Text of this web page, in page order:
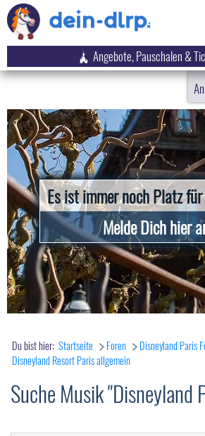
Angebote, Pauschalen &
Es ist immer noch Platz
Melde Dich hier
Du bist hier: Startseite Foren
Disneyland Paris
Disneyland Resort Paris allgemein
Suche Musik "Disneyland